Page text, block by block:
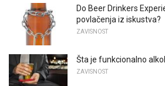
Do Beer Drinkers
povlačenja iz iskustva?
ZAVISNOST
Šta je funkcionalno
ZAVISNOST